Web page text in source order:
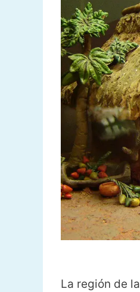
La región de la